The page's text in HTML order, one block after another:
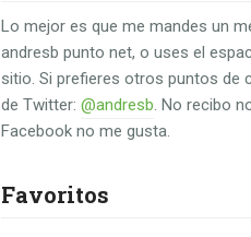
Lo mejor es que me mandes un
andresb punto net, o uses el
sitio. Si prefieres otros puntos de
de Twitter:@andresb. No recibo
Facebook no me gusta.
Favoritos